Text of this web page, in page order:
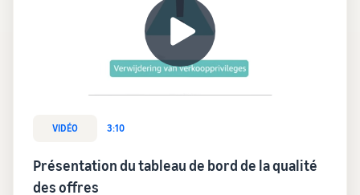
VIDÉO 3:10
Présentation du tableau de bord de la qualité
des offres